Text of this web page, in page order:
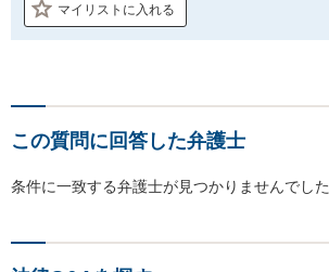
マイリストに入れる
この質問に回答した弁護士
条件に一致する弁護士が見つかりませんでした